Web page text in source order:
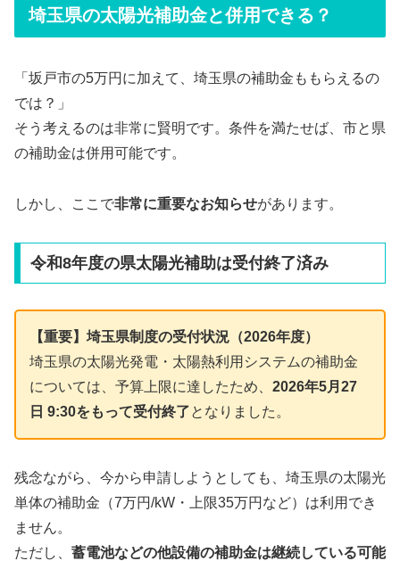
埼玉県の太陽光補助金と併用できる？
「坂戸市の5万円に加えて、埼玉県の補助金ももらえるの
では？」
そう考えるのは非常に賢明です。条件を満たせば、市と県
の補助金は併用可能です。
しかし、ここで非常に重要なお知らせがあります。
令和8年度の県太陽光補助は受付終了済み
【重要】埼玉県制度の受付状況（2026年度）
埼玉県の太陽光発電・太陽熱利用システムの補助金
については、予算上限に達したため、 2026年5月27
日 9:30をもって受付終了となりました。
残念ながら、今から申請しようとしても、埼玉県の太陽光
単体の補助金（7万円/kW・上限35万円など）は利用でき
ません。
ただし、 蓄電池などの他設備の補助金は継続している可能